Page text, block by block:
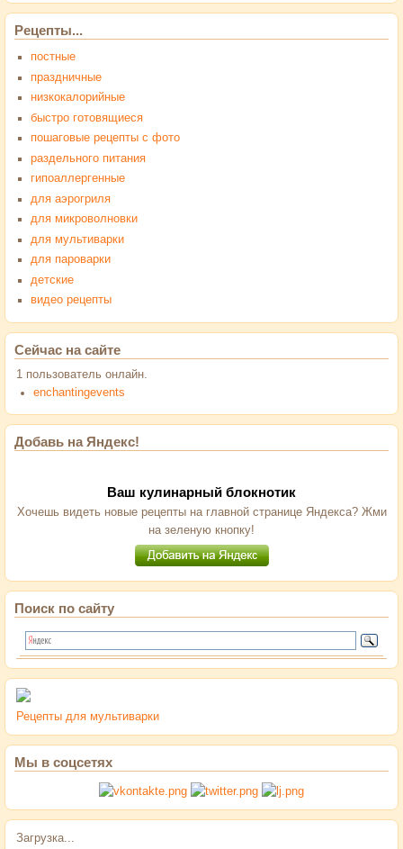
Рецепты...
постные
праздничные
низкокалорийные
быстро готовящиеся
пошаговые рецепты с фото
раздельного питания
гипоаллергенные
для аэрогриля
для микроволновки
для мультиварки
для пароварки
детские
видео рецепты
Сейчас на сайте
1 пользователь онлайн.
enchantingevents
Добавь на Яндекс!
Ваш кулинарный блокнотик
Хочешь видеть новые рецепты на главной странице Яндекса? Жми
на зеленую кнопку!
Поиск по сайту
Рецепты для мультиварки
Мы в соцсетях
Загрузка...